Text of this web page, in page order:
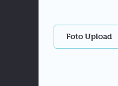
Foto Upload